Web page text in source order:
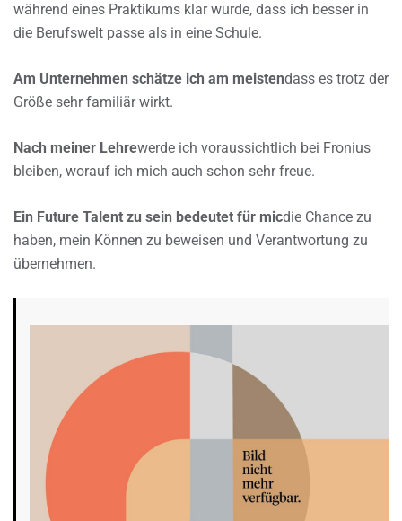
während eines Praktikums klar wurde, dass ich besser in
die Berufswelt passe als in eine Schule.
Am Unternehmen schätze ich am meistendass es trotz der
Größe sehr familiär wirkt.
Nach meiner Lehrewerde ich voraussichtlich bei Fronius
bleiben, worauf ich mich auch schon sehr freue.
Ein Future Talent zu sein bedeutet für micdie Chance zu
haben, mein Können zu beweisen und Verantwortung zu
übernehmen.